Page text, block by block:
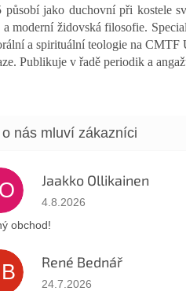
působí jako duchovní při kostele
a moderní židovská filosofie.
a spirituální teologie na CMTF
Publikuje v řadě periodik a
Jaakko Ollikainen
Hodnocení obchodu je 5 z 5
4.8.2026
obchod!
René Bednář
Hodnocení obchodu je 5 z 5
24.7.2026